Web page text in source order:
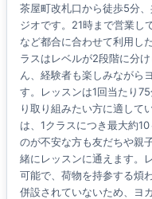
茶屋町改札口から徒歩5分
ジオです。21時まで営業し
など都合に合わせて利用し
ラスはレベルが2段階に分
ん、経験者も楽しみながら
す。レッスンは1回当たり
り取り組みたい方に適して
は、1クラスにつき最大約
のが不安な方も友だちや親
緒にレッスンに通えます。
可能で、荷物を持参する煩
併設されていないため、ヨ